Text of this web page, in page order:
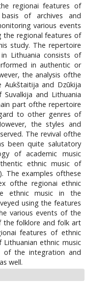
regionai features of
of archives and
various events
the regional features of
study. The repertoire
Lithuania consists of
in authentic or
the analysis ofthe
and Dzūkija
and Lithuania
part ofthe repertoire
to other genres of
the styles and
The revival ofthe
been quite salutatory
of academic music
ethnic music of
The examples ofthese
ofthe regionai ethnic
ethnic music in the
using the features
various events of the
the folklore and folk art
features of ethnic
ethnic music
of the integration and
well.